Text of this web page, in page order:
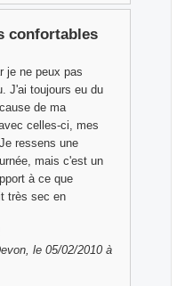
confortables
je ne peux pas
J'ai toujours eu du
de ma
celles-ci, mes
ressens une
mais c'est un
à ce que
très sec en
le 05/02/2010 à